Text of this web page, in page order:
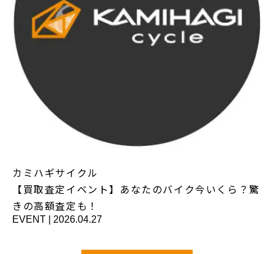
カミハギサイクル
【買取査定イベント】あなたのバイク今いくら？驚
きの高額査定も！
EVENT 2026.04.27